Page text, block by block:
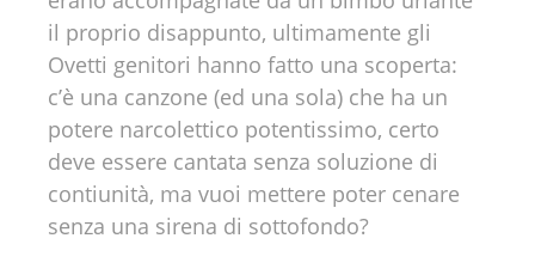
il proprio disappunto, ultimamente gli
Ovetti genitori hanno fatto una scoperta:
c’è una canzone (ed una sola) che ha un
potere narcolettico potentissimo, certo
deve essere cantata senza soluzione di
contiunità, ma vuoi mettere poter cenare
senza una sirena di sottofondo?